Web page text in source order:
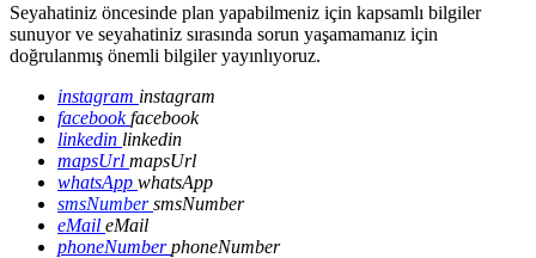
Seyahatiniz öncesinde plan yapabilmeniz için kapsamlı bilgiler
sunuyor ve seyahatiniz sırasında sorun yaşamamanız için
doğrulanmış önemli bilgiler yayınlıyoruz.
instagram instagram
facebookfacebook
linkedin linkedin
mapsUrl mapsUrl
whatsApp whatsApp
smsNumbersmsNumber
eMail eMail
phoneNumberphoneNumber